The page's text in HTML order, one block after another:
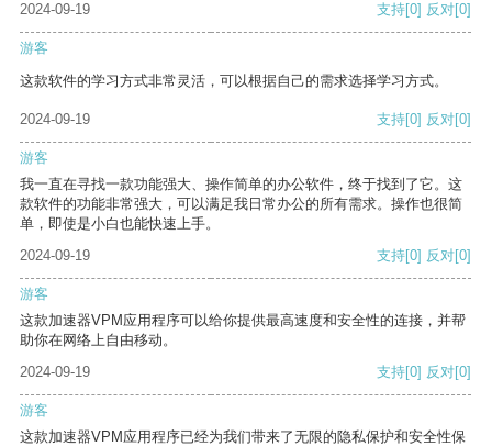
2024-09-19 支持[0] 反对[0]
游客
这款软件的学习方式非常灵活，可以根据自己的需求选择学习方式。
2024-09-19 支持[0] 反对[0]
游客
我一直在寻找一款功能强大、操作简单的办公软件，终于找到了它。这
款软件的功能非常强大，可以满足我日常办公的所有需求。操作也很简
单，即使是小白也能快速上手。
2024-09-19
支持[0] 反对[0]
游客
这款加速器VPM应用程序可以给你提供最高速度和安全性的连接，并帮
助你在网络上自由移动。
2024-09-19
支持[0] 反对[0]
游客
这款加速器VPM应用程序已经为我们带来了无限的隐私保护和安全性保